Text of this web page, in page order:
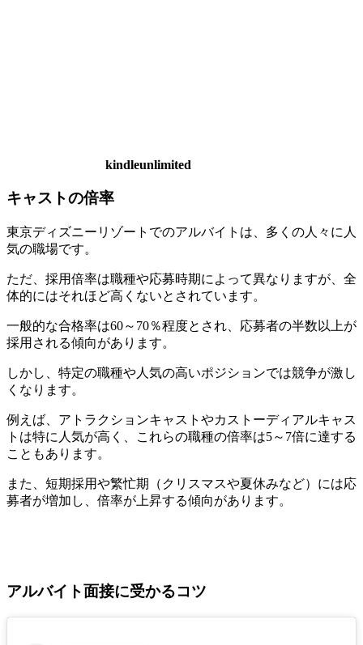
kindleunlimited
キャストの倍率
東京ディズニーリゾートでのアルバイトは、多くの人々に人
気の職場です。
ただ、採用倍率は職種や応募時期によって異なりますが、全
体的にはそれほど高くないとされています。
一般的な合格率は60～70％程度とされ、応募者の半数以上が
採用される傾向があります。
しかし、特定の職種や人気の高いポジションでは競争が激し
くなります。
例えば、アトラクションキャストやカストーディアルキャス
トは特に人気が高く、これらの職種の倍率は5～7倍に達する
こともあります。
また、短期採用や繁忙期（クリスマスや夏休みなど）には応
募者が増加し、倍率が上昇する傾向があります。
アルバイト面接に受かるコツ